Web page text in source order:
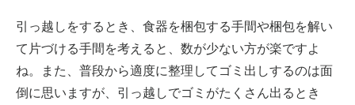
引っ越しをするとき、食器を梱包する手間や梱包を解い
て片づける手間を考えると、数が少ない方が楽ですよ
ね。また、普段から適度に整理してゴミ出しするのは面
倒に思いますが、引っ越しでゴミがたくさん出るとき